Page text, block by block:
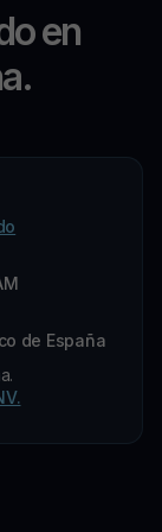
en
de España